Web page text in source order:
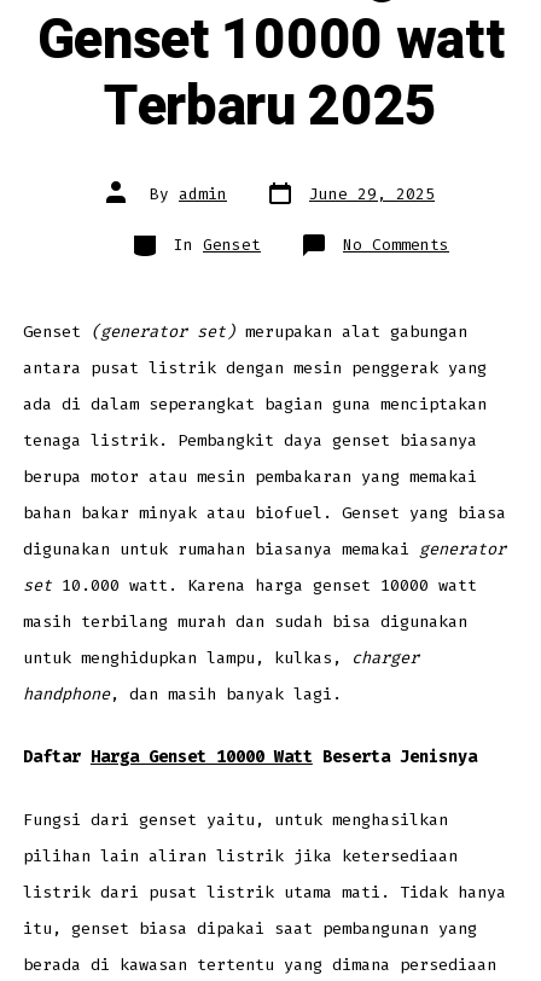
Genset 10000 watt
Terbaru 2025
Post
author
By admin Post
date
June 29, 2025
Categories
In Genset No Comments
Daftar
Terbaru
Genset (generator set)merupakan alat gabungan
antara pusat listrik dengan mesin penggerak yang
ada di dalam seperangkat bagian guna menciptakan
tenaga listrik. Pembangkit daya genset biasanya
berupa motor atau mesin pembakaran yang memakai
bahan bakar minyak atau biofuel. Genset yang biasa
digunakan untuk rumahan biasanya memakai
generator
set10.000 watt. Karena harga genset 10000 watt
masih terbilang murah dan sudah bisa digunakan
untuk menghidupkan lampu, kulkas,
charger
handphone, dan masih banyak lagi.
Daftar Harga Genset 10000 Watt Beserta Jenisnya
Fungsi dari genset yaitu, untuk menghasilkan
pilihan lain aliran listrik jika ketersediaan
listrik dari pusat listrik utama mati. Tidak hanya
itu, genset biasa dipakai saat pembangunan yang
berada di kawasan tertentu yang dimana persediaan